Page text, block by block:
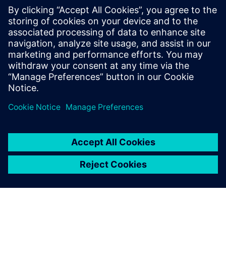
менше зосередитися на ІТ, використовуючи потужність
хмари, і ви можете прискорити інновації, зменшити
витрати та покращити загальні процеси проектування
та розробки, що робить Designcenter X CAD ідеальним
вибором для потреб сучасного електричного
проектування.